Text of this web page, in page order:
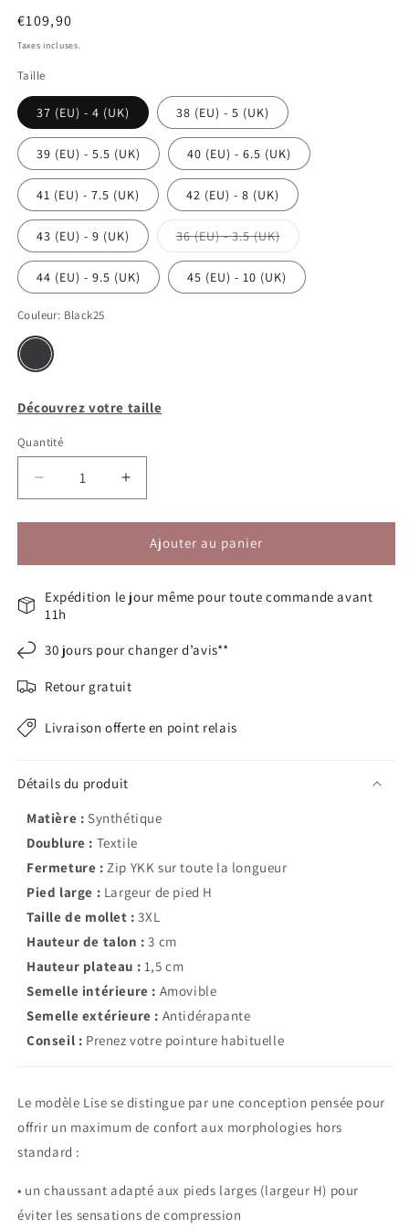
Prix
habituel
€109,90
Taxes incluses.
Taille
37 (EU) - 4 (UK) 38 (EU) - 5 (UK)
39 (EU) - 5.5 (UK) 40 (EU) - 6.5 (UK)
41 (EU) - 7.5 (UK) 42 (EU) - 8 (UK)
43 (EU) - 9 (UK) 36 (EU) - 3.5 (UK)Variante
épuisée
ou
indisponible
44 (EU) - 9.5 (UK) 45 (EU) - 10 (UK)
Couleur: Black25
Black25
Variante
épuisée
ou
Découvrez votre taille
Quantité
Réduire
la
quantité
Bottes
larges
3XL
Lise
Augmenter
la
quantité
Bottes
larges
Lise
Ajouter au panier
Expédition le jour même pour toute commande avant
11h
30 jours pour changer d’avis**
Retour gratuit
Livraison offerte en point relais
Détails du produit
Matière : Synthétique
Doublure : Textile
Fermeture :Zip YKK sur toute la longueur
Pied large : Largeur de pied H
Taille de mollet : 3XL
Hauteur de talon : 3 cm
Hauteur plateau : 1,5 cm
Semelle intérieure : Amovible
Semelle extérieure : Antidérapante
Conseil : Prenez votre pointure habituelle
Le modèle Lise se distingue par une conception pensée pour
offrir un maximum de confort aux morphologies hors
standard :
• un chaussant adapté aux pieds larges (largeur H) pour
éviter les sensations de compression